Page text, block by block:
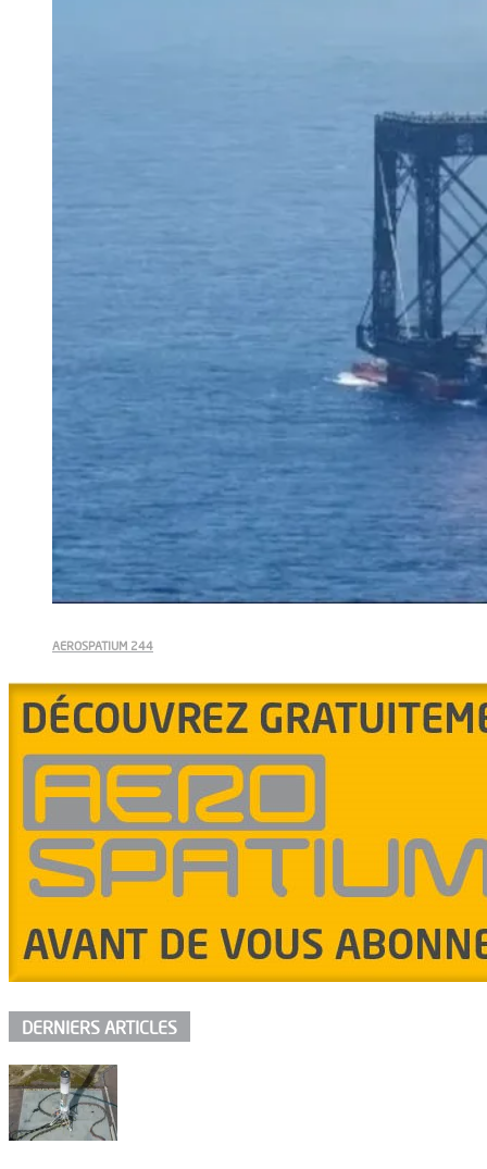
AEROSPATIUM 244
DERNIERS ARTICLES